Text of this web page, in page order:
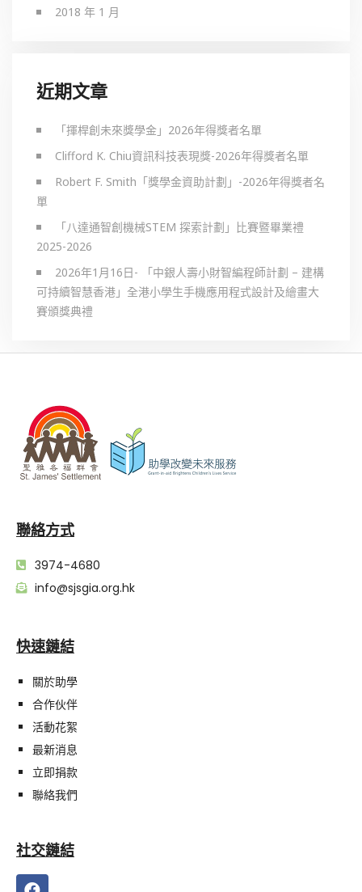
2018 年 1 月
近期文章
「揮桿創未來獎學金」2026年得獎者名單
Clifford K. Chiu資訊科技表現獎-2026年得獎者名單
Robert F. Smith「獎學金資助計劃」-2026年得獎者名
單
「八達通智創機械STEM 探索計劃」比賽暨畢業禮
2025-2026
2026年1月16日- 「中銀人壽小財智編程師計劃 – 建構
可持續智慧香港」全港小學生手機應用程式設計及繪畫大
賽頒獎典禮
聯絡方式
3974-4680
info@sjsgia.org.hk
快速鏈結
關於助學
合作伙伴
活動花絮
最新消息
立即捐款
聯絡我們
社交鏈結